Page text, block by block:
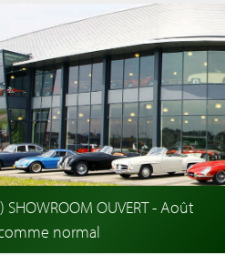
OUVERT - Août
comme normal